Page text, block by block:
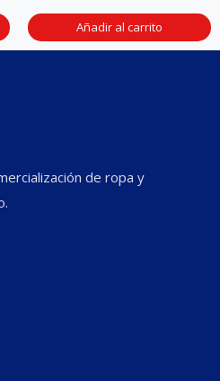
Añadir al carrito
de ropa y